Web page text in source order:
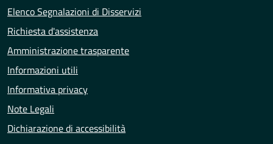
Elenco Segnalazioni di Disservizi
Richiesta d'assistenza
Amministrazione trasparente
Informazioni utili
Informativa privacy
Note Legali
Dichiarazione di accessibilità